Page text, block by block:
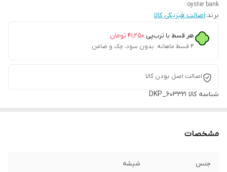
oyster bank
برند:اصالت فیزیکی کالا
هر قسط با ترب‌پی:۴۱٬۲۵۰ تومان
۴ قسط ماهانه. بدون سود، چک و ضامن.
اصالت اصل بودن کالا
شناسه کالا DKP_603321
مشخصات
جنس شیشه